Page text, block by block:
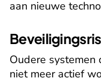
aan nieuwe
Oudere systemen
niet meer actief